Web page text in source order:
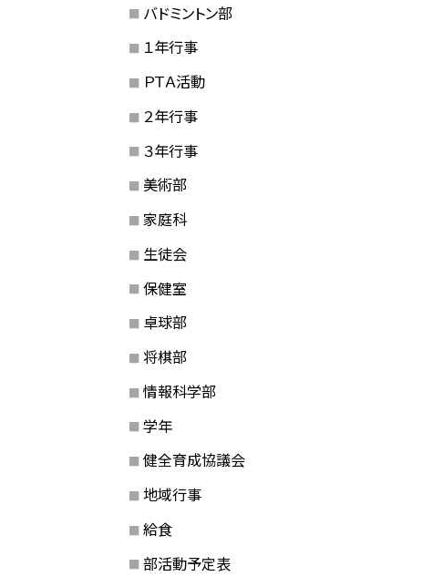
バドミントン部
１年行事
ＰＴＡ活動
２年行事
３年行事
美術部
家庭科
生徒会
保健室
卓球部
将棋部
情報科学部
学年
健全育成協議会
地域行事
給食
部活動予定表